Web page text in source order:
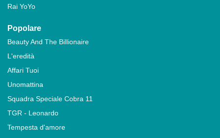
Rai YoYo
Popolare
Beauty And The Billionaire
L'eredità
Affari Tuoi
Unomattina
Squadra Speciale Cobra 11
TGR - Leonardo
Tempesta d'amore